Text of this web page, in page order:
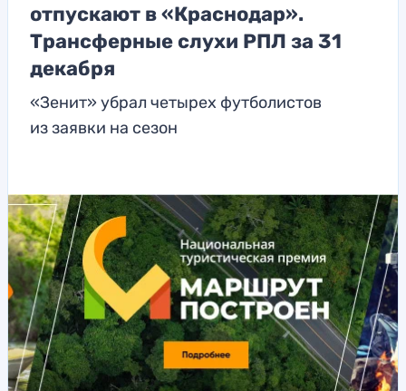
отпускают в «Краснодар».
Трансферные слухи РПЛ за 31
декабря
«Зенит» убрал четырех футболистов
из заявки на сезон